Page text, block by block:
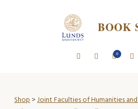
BOOK
0
Shop>Joint Faculties of Humanities